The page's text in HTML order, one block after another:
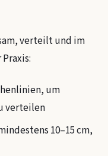
verteilt und im
um
verteilen
10–15 cm,